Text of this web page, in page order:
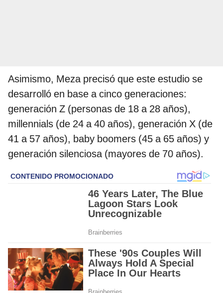
Asimismo, Meza precisó que este estudio se
desarrolló en base a cinco generaciones:
generación Z (personas de 18 a 28 años),
millennials (de 24 a 40 años), generación X (de
41 a 57 años), baby boomers (45 a 65 años) y
generación silenciosa (mayores de 70 años).